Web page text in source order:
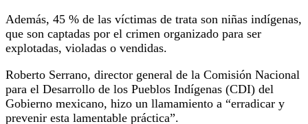
Además, 45 % de las víctimas de trata son niñas indígenas,
que son captadas por el crimen organizado para ser
explotadas, violadas o vendidas.
Roberto Serrano, director general de la Comisión Nacional
para el Desarrollo de los Pueblos Indígenas (CDI) del
Gobierno mexicano, hizo un llamamiento a “erradicar y
prevenir esta lamentable práctica”.